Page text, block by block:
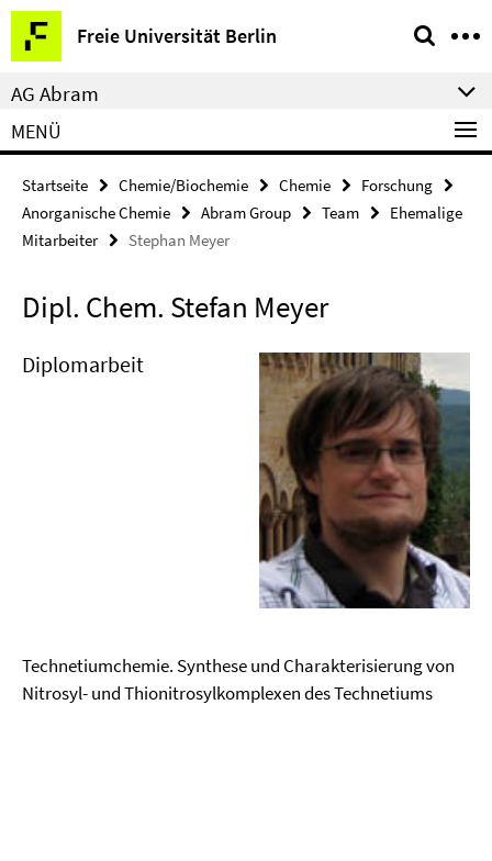
Springe
direkt
zu
Inhalt
Freie Universität Berlin
Service-
Navigation
AG Abram
MENÜ
Startseite Chemie/Biochemie Chemie
Forschung
Anorganische Chemie
Abram Group Team
Ehemalige
Mitarbeiter
Stephan Meyer
Dipl. Chem. Stefan Meyer
Diplomarbeit
Technetiumchemie. Synthese und Charakterisierung von
Nitrosyl- und Thionitrosylkomplexen des Technetiums